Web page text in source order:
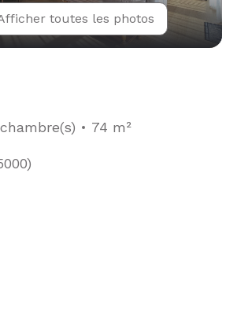
toutes les photos
74 m²